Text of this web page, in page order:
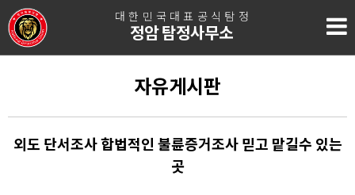
대한민국대표공식탐정
정암 탐정사무소
자유게시판
외도 단서조사 합법적인 불륜증거조사 믿고 맡길수 있는
곳